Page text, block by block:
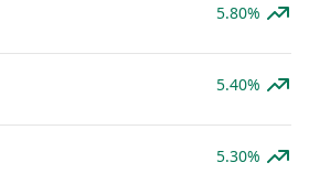
5.80%
5.40%
5.30%